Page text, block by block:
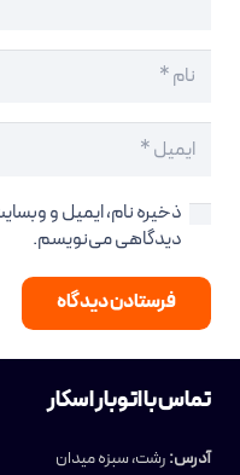
ذخیره نام، ایمیل و
دیدگاهی می‌نویسم.
فرستادن دیدگاه
تماس با اتوبار اسکار
آدرس:رشت، سبزه میدان